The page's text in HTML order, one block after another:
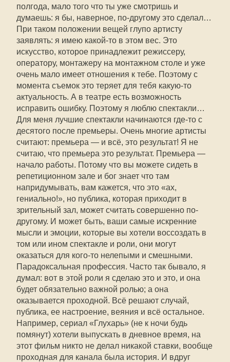
полгода, мало того что ты уже смотришь и
думаешь: я бы, наверное, по-другому это сделал…
При таком положении вещей глупо артисту
заявлять: я имею какой-то в этом вес. Это
искусство, которое принадлежит режиссеру,
оператору, монтажеру на монтажном столе и уже
очень мало имеет отношения к тебе. Поэтому с
момента съемок это теряет для тебя какую-то
актуальность. А в театре есть возможность
исправить ошибку. Поэтому я люблю спектакли…
Для меня лучшие спектакли начинаются где-то с
десятого после премьеры. Очень многие артисты
считают: премьера — и всё, это результат! Я не
считаю, что премьера это результат. Премьера —
начало работы. Потому что вы можете сидеть в
репетиционном зале и бог знает что там
напридумывать, вам кажется, что это «ах,
гениально!», но публика, которая приходит в
зрительный зал, может считать совершенно по-
другому. И может быть, ваши самые искренние
мысли и эмоции, которые вы хотели воссоздать в
том или ином спектакле и роли, они могут
оказаться для кого-то нелепыми и смешными.
Парадоксальная профессия. Часто так бывало, я
думал: вот в этой роли я сделаю это и это, и она
будет обязательно важной ролью; а она
оказывается проходной. Всё решают случай,
публика, ее настроение, веяния и всё остальное.
Например, сериал «Глухарь» (не к ночи будь
помянут) хотели выпускать в дневное время, на
этот фильм никто не делал никакой ставки, вообще
проходная для канала была история. И вдруг